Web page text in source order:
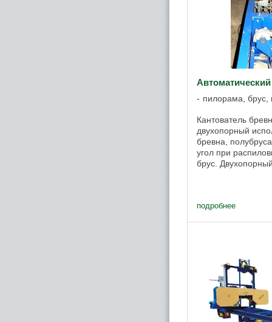
пилорама, брус,
Кантователь
двухопорный
бревна,
угол при
брус.
подробнее